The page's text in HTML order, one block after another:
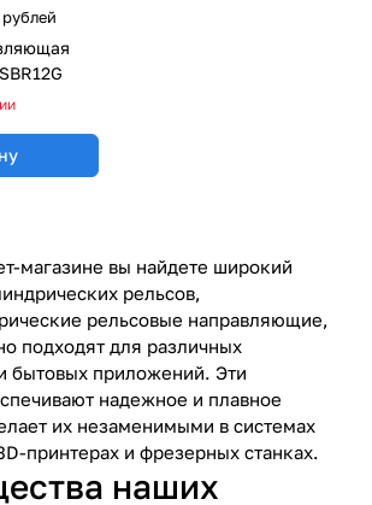
магазине вы найдете широкий
рельсов,
рельсовые направляющие,
подходят для различных
бытовых приложений. Эти
надежное и плавное
их незаменимыми в системах
принтерах и фрезерных станках.
наших